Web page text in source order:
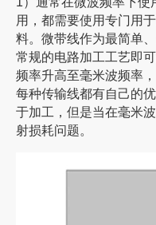
用，都需要使用专门用
料。微带线作为最简单
常规的电路加工工艺即
频率升高至毫米波频率
每种传输线都有自己的
于加工，但是当在毫米
射损耗问题。